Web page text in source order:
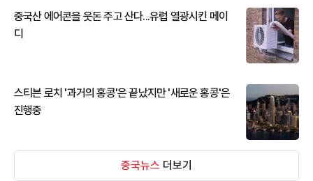
중국산 에어콘을 웃돈 주고 산다...유럽 열광시킨 메이
디
스티븐 로치 '과거의 홍콩'은 끝났지만 '새로운 홍콩'은
진행중
중국뉴스 더보기